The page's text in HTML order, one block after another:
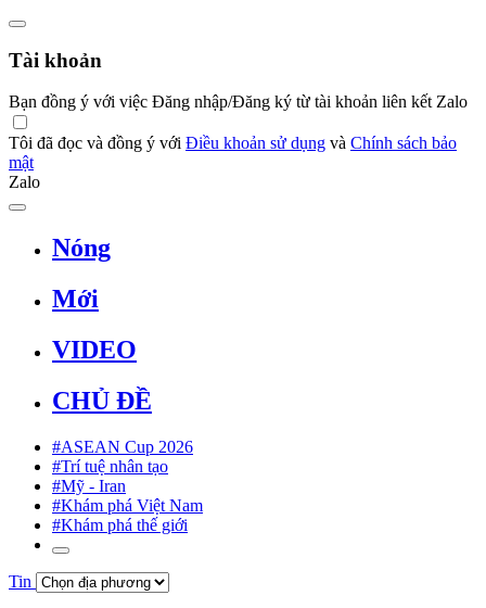
Tài khoản
Bạn đồng ý với việc Đăng nhập/Đăng ký từ tài khoản liên kết Zalo
Tôi đã đọc và đồng ý với Điều khoản sử dụng và Chính sách bảo
mật
Zalo
Nóng
Mới
VIDEO
CHỦ ĐỀ
#ASEAN Cup 2026
#Trí tuệ nhân tạo
#Mỹ - Iran
#Khám phá Việt Nam
#Khám phá thế giới
Tin